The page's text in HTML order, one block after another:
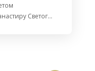
Светог…